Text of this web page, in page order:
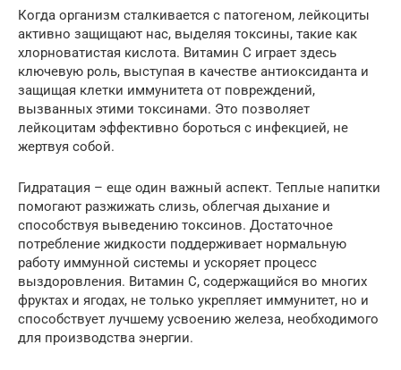
Когда организм сталкивается с патогеном, лейкоциты
активно защищают нас, выделяя токсины, такие как
хлорноватистая кислота. Витамин С играет здесь
ключевую роль, выступая в качестве антиоксиданта и
защищая клетки иммунитета от повреждений,
вызванных этими токсинами. Это позволяет
лейкоцитам эффективно бороться с инфекцией, не
жертвуя собой.
Гидратация – еще один важный аспект. Теплые напитки
помогают разжижать слизь, облегчая дыхание и
способствуя выведению токсинов. Достаточное
потребление жидкости поддерживает нормальную
работу иммунной системы и ускоряет процесс
выздоровления. Витамин С, содержащийся во многих
фруктах и ягодах, не только укрепляет иммунитет, но и
способствует лучшему усвоению железа, необходимого
для производства энергии.